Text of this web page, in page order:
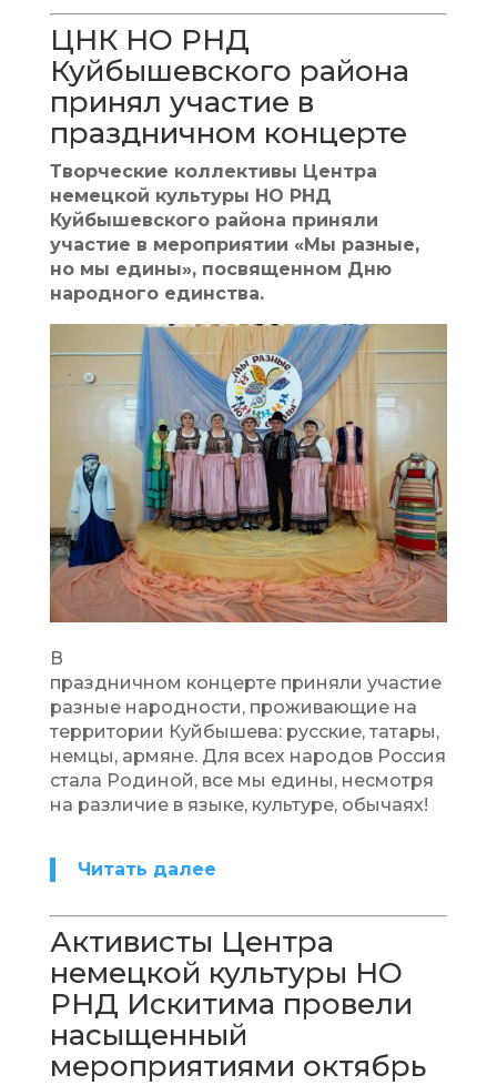
ЦНК НО РНД
Куйбышевского района
принял участие в
праздничном концерте
Творческие коллективы Центра
немецкой культуры НО РНД
Куйбышевского района приняли
участие в мероприятии «Мы разные,
но мы едины», посвященном Дню
народного единства.
В
праздничном концерте приняли участие
разные народности, проживающие на
территории Куйбышева: русские, татары,
немцы, армяне. Для всех народов Россия
стала Родиной, все мы едины, несмотря
на различие в языке, культуре, обычаях!
Читать далее
Активисты Центра
немецкой культуры НО
РНД Искитима провели
насыщенный
мероприятиями октябрь